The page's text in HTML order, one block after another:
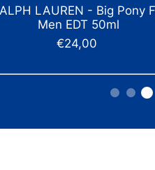
VALENTINO - Born in
Donna 50 ML EDP
€95,00